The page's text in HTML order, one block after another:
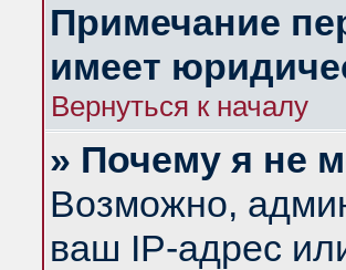
Примечание
имеет
Вернуться к началу
» Почему я не
Возможно,
ваш IP-адрес